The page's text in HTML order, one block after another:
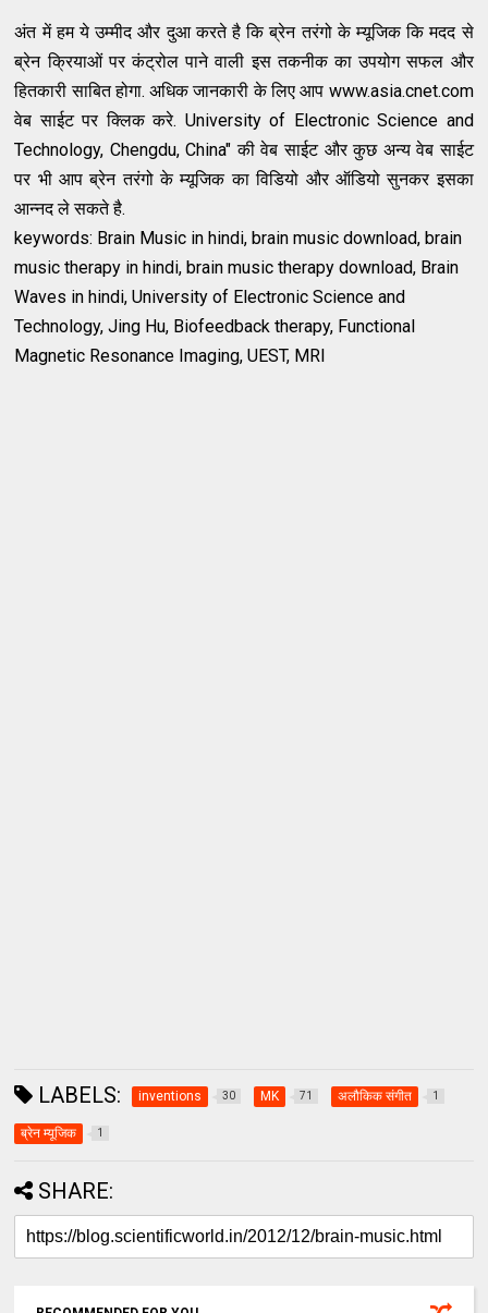
अंत में हम ये उम्मीद और दुआ करते है कि ब्रेन तरंगो के म्यूजिक कि मदद से
ब्रेन क्रियाओं पर कंट्रोल पाने वाली इस तकनीक का उपयोग सफल और
हितकारी साबित होगा. अधिक जानकारी के लिए आप www.asia.cnet.com
वेब साईट पर क्लिक करे. University of Electronic Science and
Technology, Chengdu, China" की वेब साईट और कुछ अन्य वेब साईट
पर भी आप ब्रेन तरंगो के म्यूजिक का विडियो और ऑडियो सुनकर इसका
आन्नद ले सकते है.
keywords: Brain Music in hindi, brain music download, brain
music therapy in hindi, brain music therapy download, Brain
Waves in hindi, University of Electronic Science and
Technology, Jing Hu, Biofeedback therapy, Functional
Magnetic Resonance Imaging, UEST, MRI
LABELS: inventions 30 MK 71 अलौकिक संगीत 1
ब्रेन म्‍यूजिक 1
SHARE: